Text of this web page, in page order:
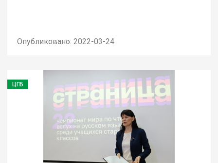
Опубликовано: 2022-03-24
ЦГБ